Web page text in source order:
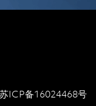
苏ICP备16024468号